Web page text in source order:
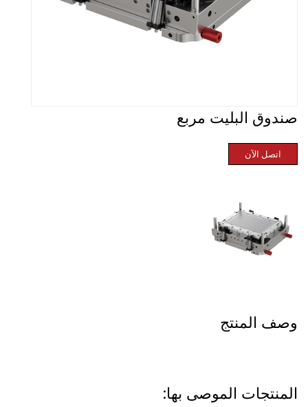
صندوق البليت مربع
اتصل الآن
وصف المنتج
المنتجات الموصى بها: